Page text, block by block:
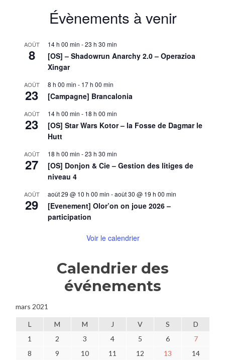
Évènements à venir
AOÛT
8
14 h 00 min -23 h 30 min
[OS] – Shadowrun Anarchy 2.0 – Operazioa
Xingar
AOÛT
23
8 h 00 min - 17 h 00 min
[Campagne] Brancalonia
AOÛT
23
14 h 00 min - 18 h 00 min
[OS] Star Wars Kotor – la Fosse de Dagmar le
Hutt
AOÛT
27
18 h 00 min -23 h 30 min
[OS] Donjon & Cie – Gestion des litiges de
niveau 4
AOÛT
29
août 29 @ 10 h 00 min -août 30 @ 19 h 00 min
[Evenement] Olor’on on joue 2026 –
participation
Voir le calendrier
Calendrier des
événements
mars 2021
L M M J V S
D
1
2 3 4 5 6
7
8
9 10 11 12 13
14